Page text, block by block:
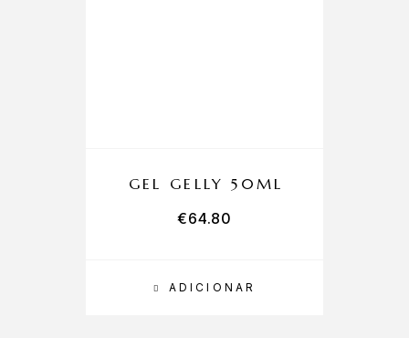
ADICIONAR
GEL GELLY 50ML
€64.80